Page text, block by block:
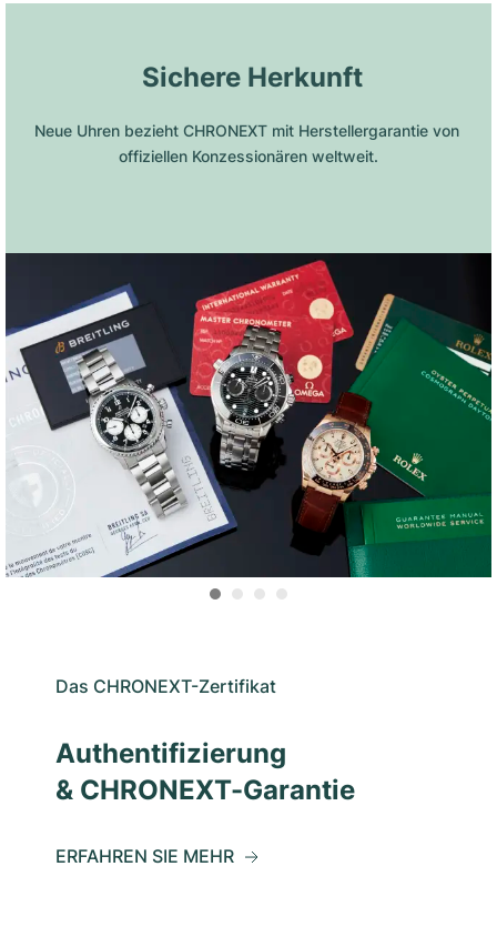
Sichere Herkunft
Neue Uhren bezieht CHRONEXT mit Herstellergarantie von
offiziellen Konzessionären weltweit.
Das CHRONEXT-Zertifikat
Authentifizierung
& CHRONEXT-Garantie
ERFAHREN SIE MEHR